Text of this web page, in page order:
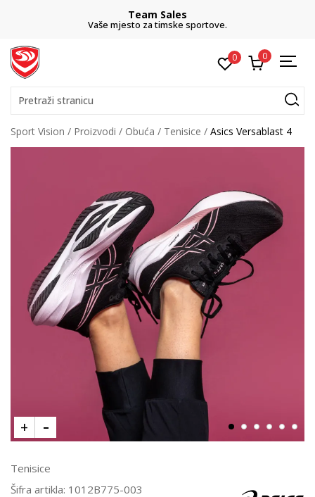
Team Sales
Vaše mjesto za timske sportove.
0 0
Pretraži stranicu
Sport Vision Proizvodi Obuća Tenisice Asics Versablast 4
Tenisice
Šifra artikla: 1012B775-003